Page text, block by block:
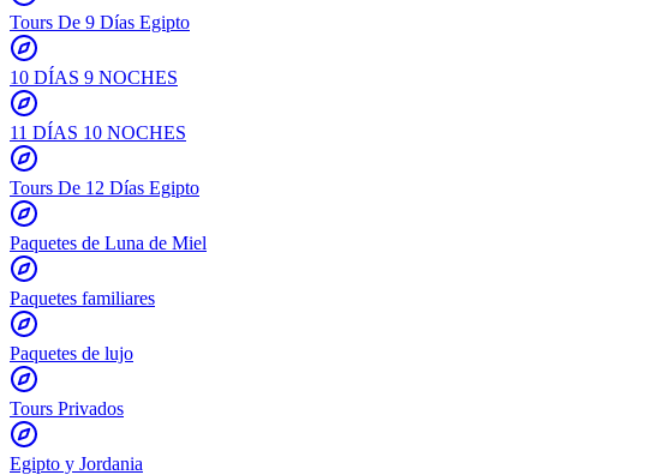
Tours De 9 Días Egipto
10 DÍAS 9 NOCHES
11 DÍAS 10 NOCHES
Tours De 12 Días Egipto
Paquetes de Luna de Miel
Paquetes familiares
Paquetes de lujo
Tours Privados
Egipto y Jordania